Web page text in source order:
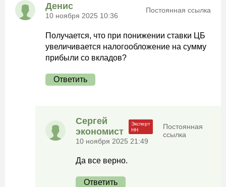
Денис
10 ноября 2025 10:36
Постоянная ссылка
Получается, что при понижении ставки ЦБ
увеличивается налогообложение на сумму
прибыли со вкладов?
Ответить
Сергей
экономист
10 ноября 2025 21:49
Постоянная
ссылка
Да все верно.
Ответить